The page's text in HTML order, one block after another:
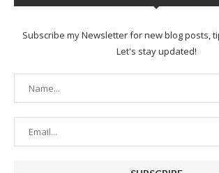
Subscribe my Newsletter for new blog posts,
Let's stay updated!